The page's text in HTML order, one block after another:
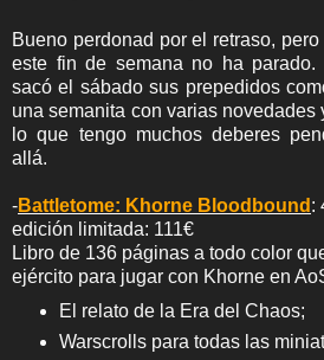
Bueno perdonad por el retraso,
este fin de semana no ha parado.
sacó el sábado sus prepedidos
una semanita con varias novedades
lo que tengo muchos deberes
allá.
-Battletome: Khorne Bloodbound :
edición limitada: 111€
Libro de 136 páginas a todo color
ejército para jugar con Khorne en
El relato de la Era del Chaos;
Warscrolls para todas las